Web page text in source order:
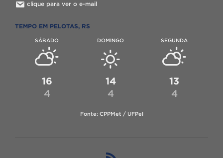
clique para ver o e-mail
TEMPO EM PELOTAS, RS
SÁBADO
16
4
DOMINGO
14
4
SEGUNDA
13
4
Fonte: CPPMet / UFPel